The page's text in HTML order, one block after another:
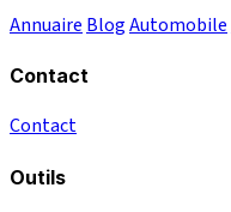
Annuaire BlogAutomobile
Contact
Contact
Outils